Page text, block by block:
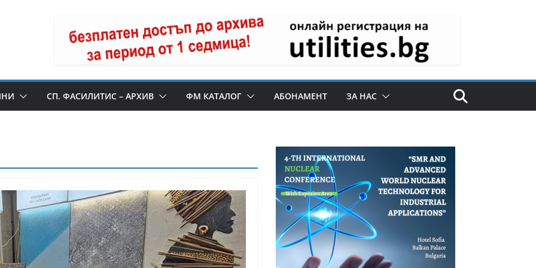
СП. ФАСИЛИТИС – АРХИВ ФМ КАТАЛОГ АБОНАМЕНТ ЗА НАС